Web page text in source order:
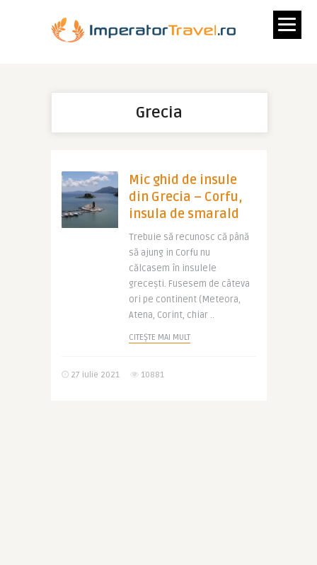
Grecia
Mic ghid de insule
din Grecia – Corfu,
insula de smarald
Trebuie să recunosc că până
să ajung in Corfu nu
călcasem în insulele
grecești. Fusesem de câteva
ori pe continent (Meteora,
Atena, Corint, chiar ..
CITEȘTE MAI MULT
27 iulie 2021 10881